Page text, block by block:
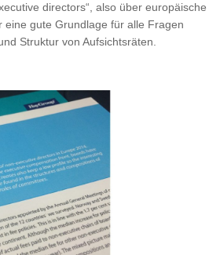
directors“, also über europäische
eine gute Grundlage für alle Fragen
Struktur von Aufsichtsräten.